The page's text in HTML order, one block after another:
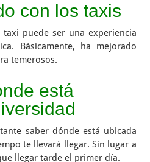
con los taxis
puede ser una experiencia
Básicamente, ha mejorado
temerosos.
está
saber dónde está ubicada
te llevará llegar. Sin lugar a
llegar tarde el primer día.